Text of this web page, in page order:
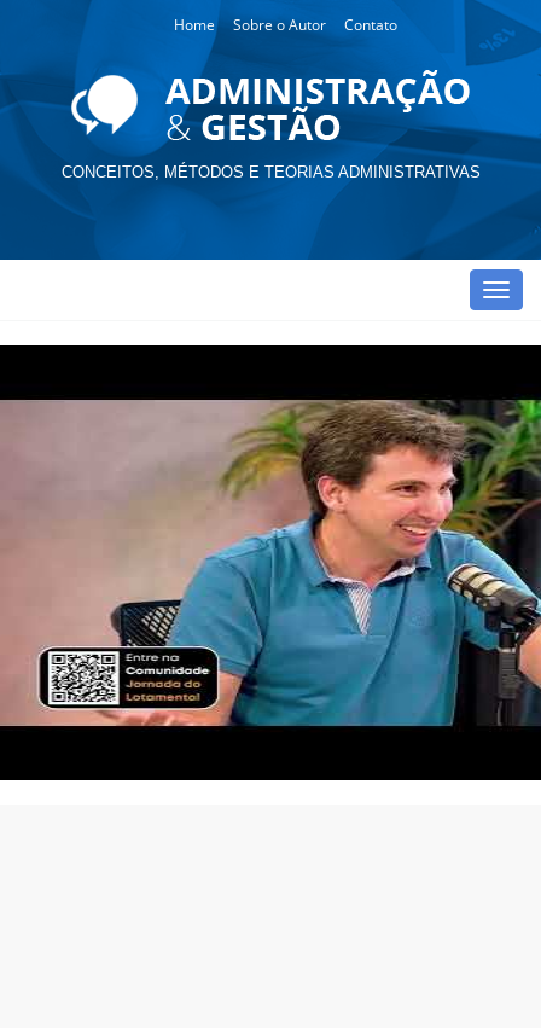
Home Sobre o Autor Contato
CONCEITOS, MÉTODOS E TEORIAS ADMINISTRATIVAS